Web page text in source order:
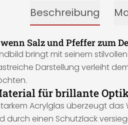
Beschreibung
Salz und Pfeffer zum
bringt mit seinem
Darstellung verleiht
für brillante
Acrylglas überzeugt
durch einen Schutzlack